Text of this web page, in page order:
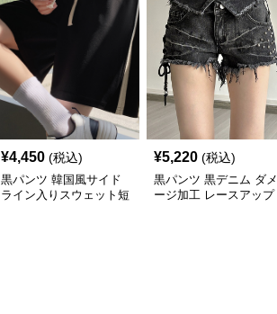
¥4,450 (税込)
黒パンツ 韓国風サイド
ライン入りスウェット短
¥5,220 (税込)
黒パンツ 黒デニム ダメ
ージ加工 レースアップ